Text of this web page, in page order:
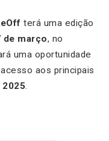
terá uma edição
de março, no
uma oportunidade
aos principais
2025.